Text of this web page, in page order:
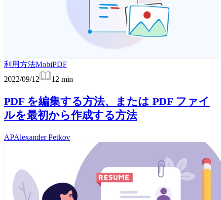
利用方法MobiPDF
2022/09/12
12 min
PDF を編集する方法、または PDF ファイ
ルを最初から作成する方法
APAlexander Petkov